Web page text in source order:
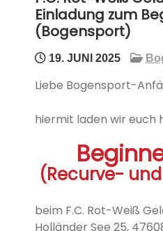
Einladung zum
(Bogensport)
19. JUNI 2025
Liebe Bogensport-
hiermit laden wir euch
(Recurve-
beim F.C. Rot-Weiß
Holländer See 25,